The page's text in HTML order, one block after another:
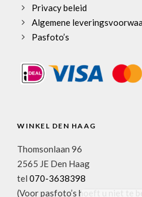
Privacy beleid
Algemene
Pasfoto’s
WINKEL DEN HAAG
Thomsonlaan 96
2565 JE Den Haag
tel 070-3638398
(Voor pasfoto’s hoeft u niet te